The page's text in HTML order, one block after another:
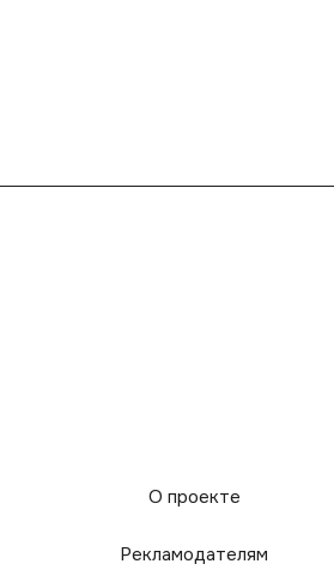
О проекте
Рекламодателям